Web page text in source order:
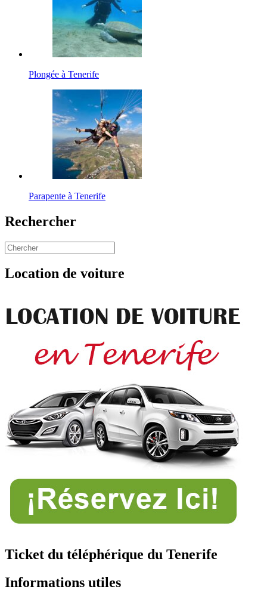
Plongée à Tenerife
Parapente à Tenerife
Rechercher
Location de voiture
Ticket du téléphérique du Tenerife
Informations utiles